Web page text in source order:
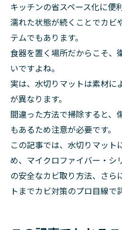
キッチンの省スペース化に便
濡れた状態が続くことでカビ
テムでもあります。
食器を置く場所だからこそ、
いですよね。
実は、水切りマットは素材に
が異なります。
間違った方法で掃除すると、
もあるため注意が必要です。
この記事では、水切りマット
め、マイクロファイバー・シ
の安全なカビ取り方法、さら
トまでカビ対策のプロ目線で